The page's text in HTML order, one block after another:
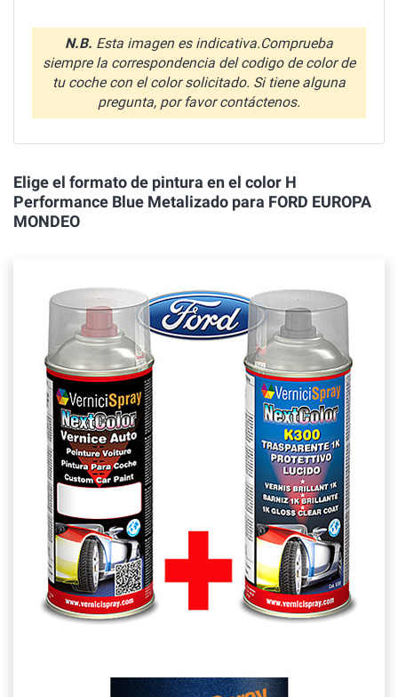
N.B. Esta imagen es indicativa.Comprueba
siempre la correspondencia del codigo de color de
tu coche con el color solicitado. Si tiene alguna
pregunta, por favor contáctenos.
Elige el formato de pintura en el color H
Performance Blue Metalizado para FORD EUROPA
MONDEO